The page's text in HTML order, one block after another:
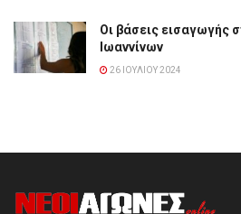
Οι βάσεις εισαγωγής
Ιωαννίνων
26 ΙΟΥΛΊΟΥ 2024